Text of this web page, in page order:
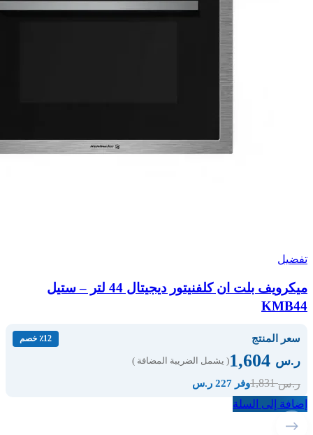
تفضيل
ميكرويف بلت ان كلفنيتور ديجيتال 44 لتر – ستيل
KMB44
سعر المنتج ٪12 خصم
ر.س ( يشمل الضريبة المضافة )
ر.س1,831 وفر 227 ر.س
إضافة إلى السلة